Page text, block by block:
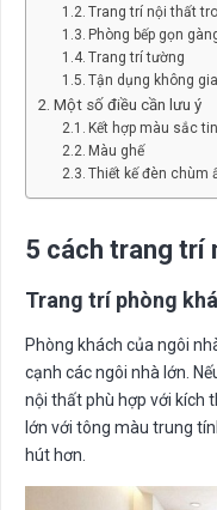
Trang trí nội thất
Phòng bếp gọn
Trang trí tường
Tận dụng không
Một số điều cần lưu ý
Kết hợp màu sắc
Màu ghế
Thiết kế đèn chùm
5 cách trang trí
Trang trí phòng
Phòng khách của ngôi
cạnh các ngôi nhà lớn.
nội thất phù hợp với kích
lớn với tông màu trung
hút hơn.